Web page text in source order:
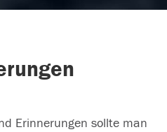
Erinnerungen sollte man